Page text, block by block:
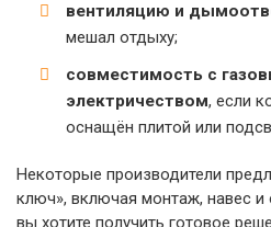
вентиляцию и
мешал отдыху;
совместимость с
электричеством, если
оснащён плитой или
Некоторые производители
ключ», включая монтаж, навес и
вы хотите получить готовое